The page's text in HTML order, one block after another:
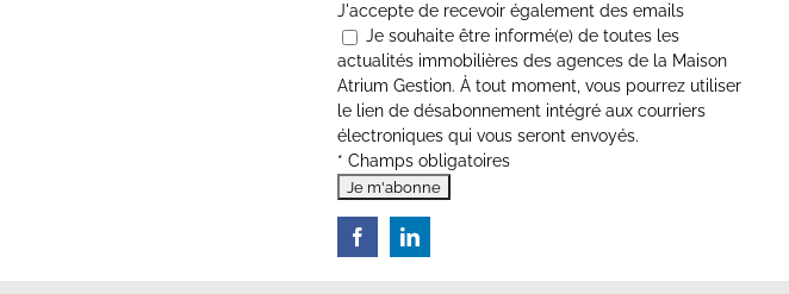
J'accepte de recevoir également des emails
Je souhaite être informé(e) de toutes les
actualités immobilières des agences de la Maison
Atrium Gestion. À tout moment, vous pourrez utiliser
le lien de désabonnement intégré aux courriers
électroniques qui vous seront envoyés.
* Champs obligatoires